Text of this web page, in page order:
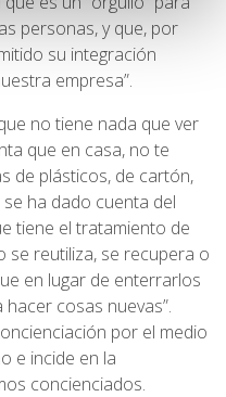
personas, y que, por
su integración
empresa”.
no tiene nada que ver
que en casa, no te
de plásticos, de cartón,
ha dado cuenta del
tiene el tratamiento de
se reutiliza, se recupera o
en lugar de enterrarlos
cosas nuevas”.
por el medio
e incide en la
concienciados.